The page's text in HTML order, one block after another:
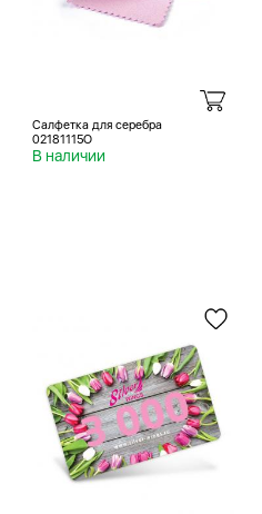
Салфетка для серебра
02181115O
В наличии